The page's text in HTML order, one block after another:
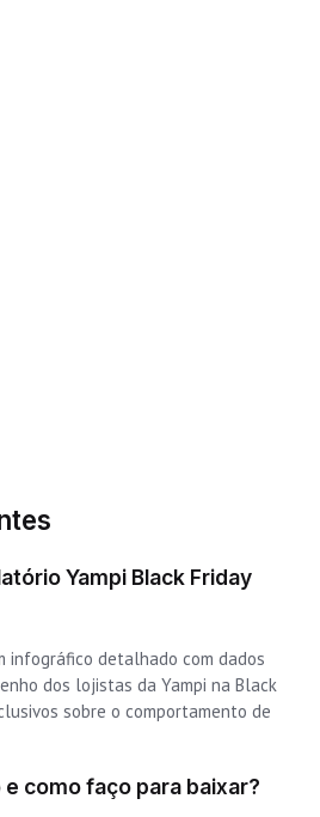
Yampi Black Friday
detalhado com dados
dos lojistas da Yampi na Black
sobre o comportamento de
como faço para baixar?